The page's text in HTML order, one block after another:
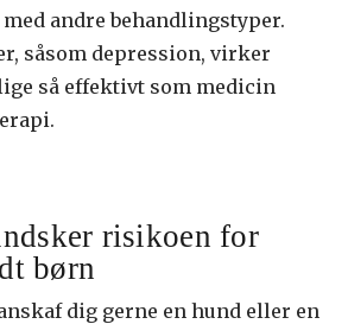
andre behandlingstyper.
såsom depression, virker
så effektivt som medicin
risikoen for
børn
dig gerne en hund eller en